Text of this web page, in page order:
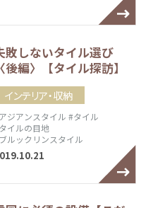
敗しないタイル選び
〈後編〉【タイル探訪】
インテリア・収納
ジアンスタイル #タイル
イルの目地
ルックリンスタイル